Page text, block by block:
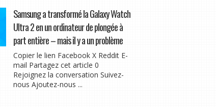
Samsung a transformé la Galaxy Watch
Ultra 2 en un ordinateur de plongée à
part entière – mais il y a un problème
Copier le lien Facebook X Reddit E-
mail Partagez cet article 0
Rejoignez la conversation Suivez-
nous Ajoutez-nous ...